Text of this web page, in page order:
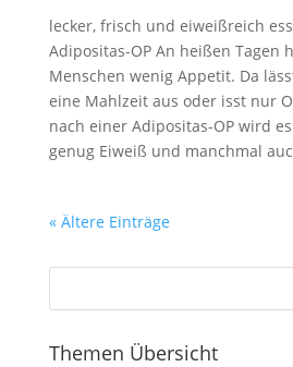
lecker, frisch und eiweißreich
Adipositas-OP An heißen Tagen
Menschen wenig Appetit. Da
eine Mahlzeit aus oder isst nur
nach einer Adipositas-OP wird
genug Eiweiß und manchmal
« Ältere Einträge
Themen Übersicht